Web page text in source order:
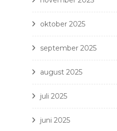
oktober 2025
september 2025
august 2025
juli 2025
juni 2025